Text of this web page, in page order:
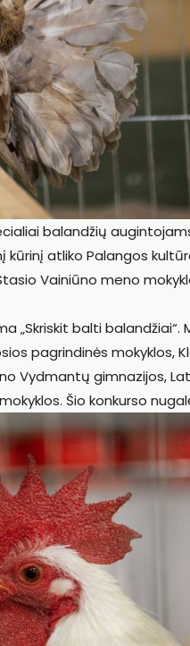
balandžių
kūrinį atliko Palangos
Vainiūno meno
„Skriskit balti balandžiai“.
pagrindinės mokyklos,
Vydmantų gimnazijos,
Šio konkurso